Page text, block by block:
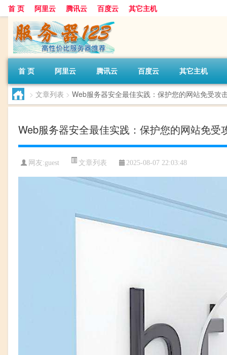
首 页 阿里云 腾讯云 百度云 其它主机
首 页 阿里云 腾讯云 百度云 其它主机
> 文章列表 > Web服务器安全最佳实践：保护您的网站免受攻
Web服务器安全最佳实践：保护您的网站免受
网友:guest 文章列表 2025-08-07 22:03:48